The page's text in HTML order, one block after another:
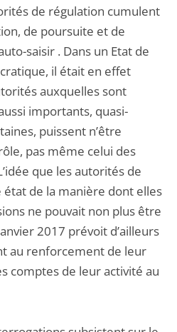
de régulation cumulent
de poursuite et de
saisir . Dans un Etat de
il était en effet
auxquelles sont
importants, quasi-
puissent n’être
pas même celui des
que les autorités de
de la manière dont elles
ne pouvait non plus être
2017 prévoit d’ailleurs
au renforcement de leur
comptes de leur activité au